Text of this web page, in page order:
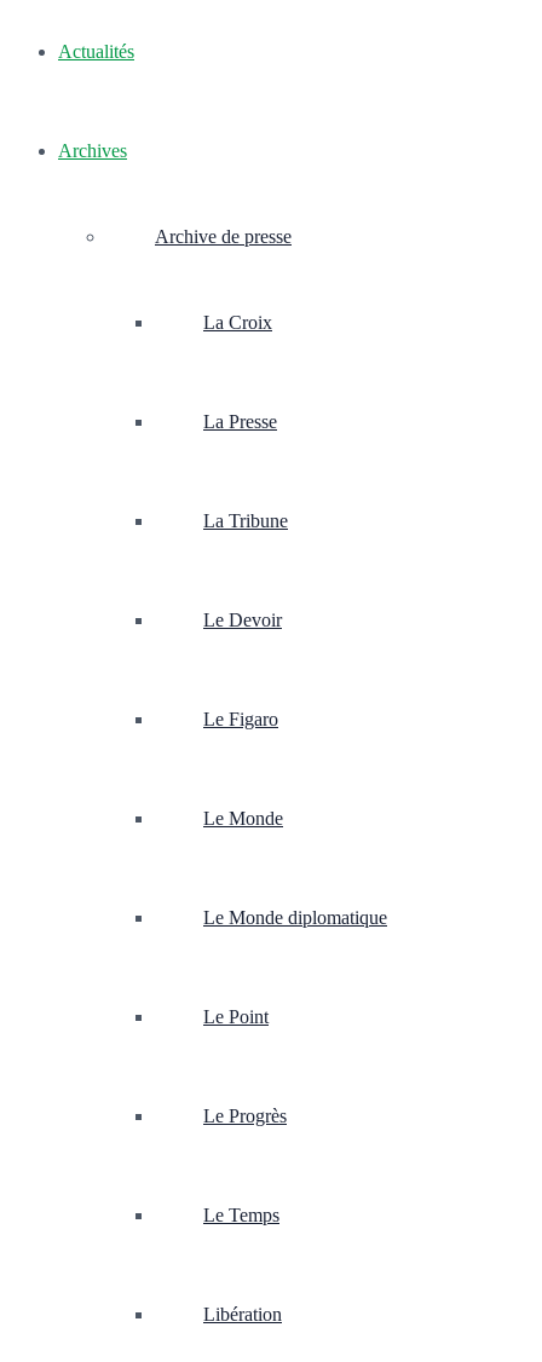
Actualités
Archives
Archive de presse
La Croix
La Presse
La Tribune
Le Devoir
Le Figaro
Le Monde
Le Monde diplomatique
Le Point
Le Progrès
Le Temps
Libération